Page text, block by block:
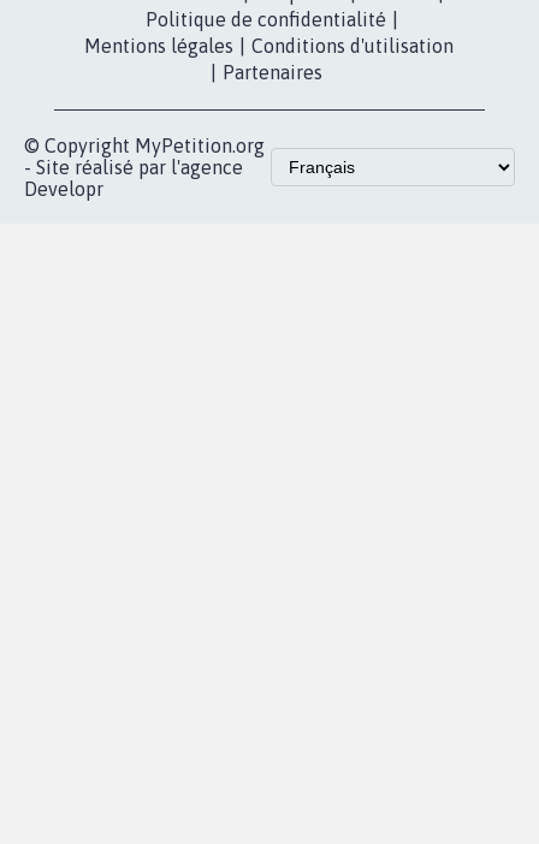
Politique de confidentialité
Mentions légales
Conditions d'utilisation
Partenaires
© Copyright MyPetition.org
- Site réalisé par l'agence
Developr